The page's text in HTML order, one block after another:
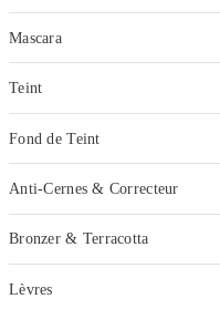
Mascara
Teint
Fond de Teint
Anti-Cernes & Correcteur
Bronzer & Terracotta
Lèvres